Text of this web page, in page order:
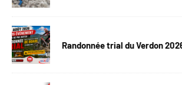
Randonnée trial du Verdon